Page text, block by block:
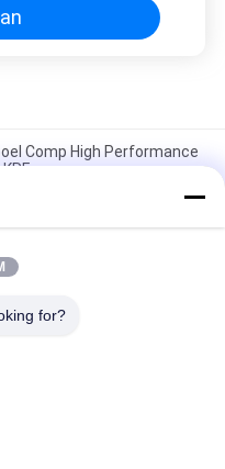
Comp High Performance
Kriss 100 voor B2B
6.3mm
mannelijke
for?